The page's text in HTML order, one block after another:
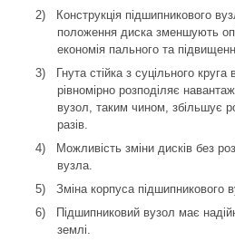
2)
Конструкція підшипникового
положення диска зменшують
економія пального та
3)
Гнута стійка з суцільного круга
рівномірно розподіляє
вузол, таким чином, збільшує
разів.
4)
Можливість зміни дисків без
вузла.
5)
Зміна корпуса підшипникового
6)
Підшипниковий вузол має
землі.